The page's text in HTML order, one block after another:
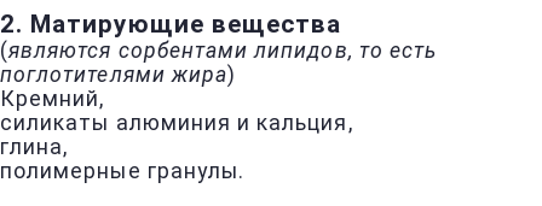
2. Матирующие вещества
(являются сорбентами липидов, то есть
поглотителями жира)
Кремний,
силикаты алюминия и кальция,
глина,
полимерные гранулы.